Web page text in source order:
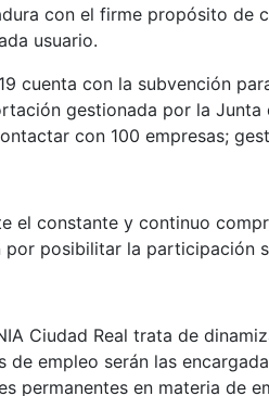
con el firme propósito
usuario.
cuenta con la subvención
gestionada por la
con 100 empresas;
el constante y continuo
por posibilitar la
Ciudad Real trata de
de empleo serán las
permanentes en materia de